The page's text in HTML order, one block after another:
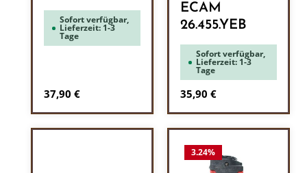
Sofort verfügbar,
Lieferzeit: 1-3
Tage
Regulärer Preis:
37,90 €
ECAM
26.455.YEB
Sofort verfügbar,
Lieferzeit: 1-3
Tage
Regulärer Preis:
35,90 €
3.24%